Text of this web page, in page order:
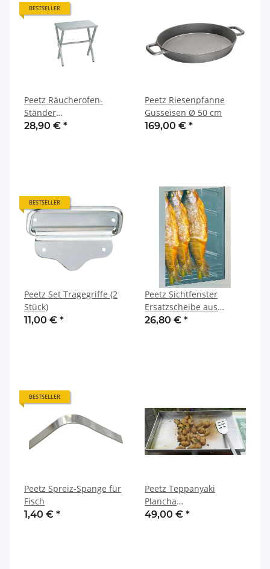
BESTSELLER
Peetz Räucherofen-
Ständer
Unterbauständer
28,90 € *
Peetz Riesenpfanne
Gusseisen Ø 50 cm
169,00 € *
BESTSELLER
Peetz Set Tragegriffe (2
Stück)
11,00 € *
Peetz Sichtfenster
Ersatzscheibe aus
Kunststoff
26,80 € *
BESTSELLER
Peetz Spreiz-Spange für
Fisch
1,40 € *
Peetz Teppanyaki
Plancha
Edelstahlgrillplatte
49,00 € *